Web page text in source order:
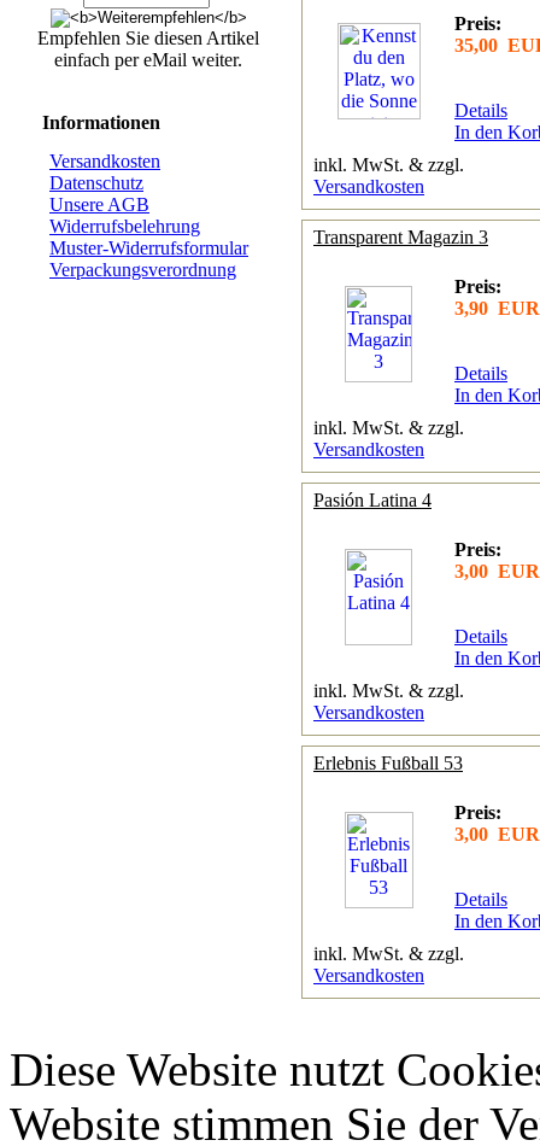
Empfehlen Sie diesen Artikel
einfach per eMail weiter.
Informationen
Versandkosten
Datenschutz
Unsere AGB
Widerrufsbelehrung
Muster-Widerrufsformular
Verpackungsverordnung
Preis:
35,00
Details
In den
inkl. MwSt. & zzgl.
Versandkosten
Transparent Magazin 3
Preis:
3,90 EUR
Details
In den
inkl. MwSt. & zzgl.
Versandkosten
Pasión Latina 4
Preis:
3,00 EUR
Details
In den
inkl. MwSt. & zzgl.
Versandkosten
Erlebnis Fußball 53
Preis:
3,00 EUR
Details
In den
inkl. MwSt. & zzgl.
Versandkosten
Diese Website nutzt
Website stimmen Sie der